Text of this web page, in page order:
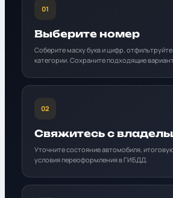
01
Выберите номер
Соберите маску букв и цифр,
категории. Сохраните подходящие
02
Свяжитесь с
Уточните состояние автомобиля,
условия переоформления в ГИБДД.